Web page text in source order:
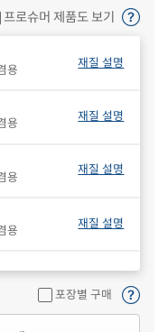
프로슈머 제품도 보기
용
재질 설명
용
재질 설명
용
재질 설명
용
재질 설명
재질 설명
포장별 구매